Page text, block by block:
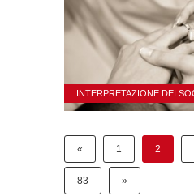
INTERPRETAZIONE DEI
« 1 2
83 »